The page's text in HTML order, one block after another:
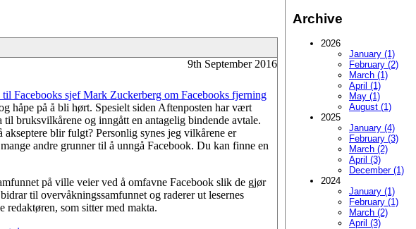
9th September 2016
Facebooks sjef Mark Zuckerberg om Facebooks fjerning
håpe på å bli hørt. Spesielt siden Aftenposten har vært
til bruksvilkårene og inngått en antagelig bindende avtale.
blir fulgt? Personlig synes jeg vilkårene er
andre grunner til å unngå Facebook. Du kan finne en
på ville veier ved å omfavne Facebook slik de gjør
til overvåkningssamfunnet og raderer ut lesernes
redaktøren, som sitter med makta.
Archive
2026
January (1)
February (2)
March (1)
April (1)
May (1)
August (1)
2025
January (4)
February (3)
March (2)
April (3)
December (1)
2024
January (1)
February (1)
March (2)
April (3)